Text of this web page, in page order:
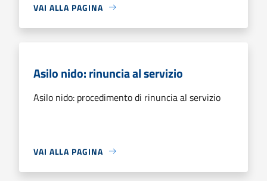
VAI ALLA PAGINA
Asilo nido: rinuncia al servizio
Asilo nido: procedimento di rinuncia al servizio
VAI ALLA PAGINA